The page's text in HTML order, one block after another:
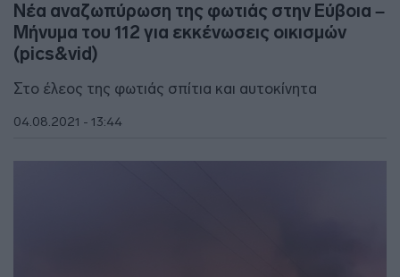
Νέα αναζωπύρωση της φωτιάς στην Εύβοια –
Μήνυμα του 112 για εκκένωσεις οικισμών
(pics&vid)
Στο έλεος της φωτιάς σπίτια και αυτοκίνητα
04.08.2021 - 13:44